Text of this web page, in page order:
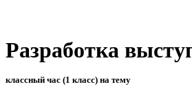
Разработка
классный час (1 класс) на тему